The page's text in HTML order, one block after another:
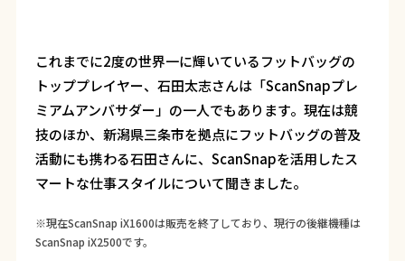
これまでに2度の世界一に輝いているフットバッグの
トッププレイヤー、石田太志さんは「ScanSnapプレ
ミアムアンバサダー」の一人でもあります。現在は競
技のほか、新潟県三条市を拠点にフットバッグの普及
活動にも携わる石田さんに、ScanSnapを活用したス
マートな仕事スタイルについて聞きました。
※現在ScanSnap iX1600は販売を終了しており、現行の後継機種は
ScanSnap iX2500です。